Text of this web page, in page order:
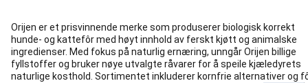
Orijen er et prisvinnende merke som produserer biologisk korrekt
hunde- og kattefôr med høyt innhold av ferskt kjøtt og animalske
ingredienser. Med fokus på naturlig ernæring, unngår Orijen billige
fyllstoffer og bruker nøye utvalgte råvarer for å speile kjæledyrets
naturlige kosthold. Sortimentet inkluderer kornfrie alternativer og